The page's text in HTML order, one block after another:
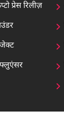
प्रेस रिलीज़